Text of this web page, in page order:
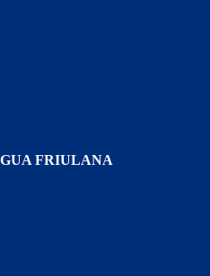
FRIULANA